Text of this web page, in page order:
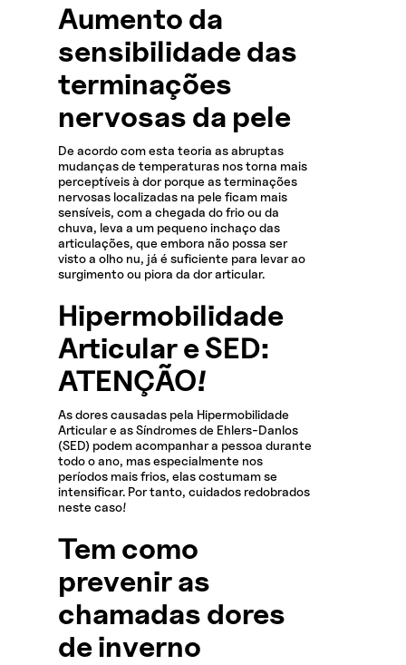
Aumento da
sensibilidade das
terminações
nervosas da pele
De acordo com esta teoria as abruptas
mudanças de temperaturas nos torna mais
perceptíveis à dor porque as terminações
nervosas localizadas na pele ficam mais
sensíveis, com a chegada do frio ou da
chuva, leva a um pequeno inchaço das
articulações, que embora não possa ser
visto a olho nu, já é suficiente para levar ao
surgimento ou piora da dor articular.
Hipermobilidade
Articular e SED:
ATENÇÃO!
As dores causadas pela Hipermobilidade
Articular e as Síndromes de Ehlers-Danlos
(SED) podem acompanhar a pessoa durante
todo o ano, mas especialmente nos
períodos mais frios, elas costumam se
intensificar. Por tanto, cuidados redobrados
neste caso!
Tem como
prevenir as
chamadas dores
de inverno